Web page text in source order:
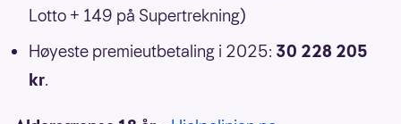
Lotto + 149 på Supertrekning)
Høyeste premieutbetaling i 2025: 30 228 205
kr.